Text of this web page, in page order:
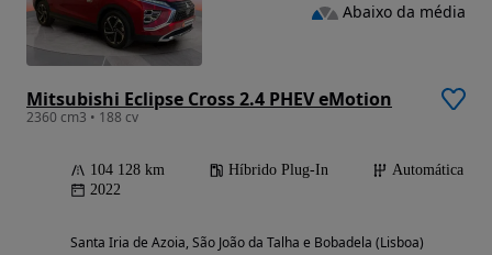
Mitsubishi Eclipse Cross 2.4 PHEV eMotion
2360 cm3 • 188 cv
104 128 km Híbrido Plug-In
Automática
2022
Santa Iria de Azoia, São João da Talha e Bobadela (Lisboa)
Abaixo da média